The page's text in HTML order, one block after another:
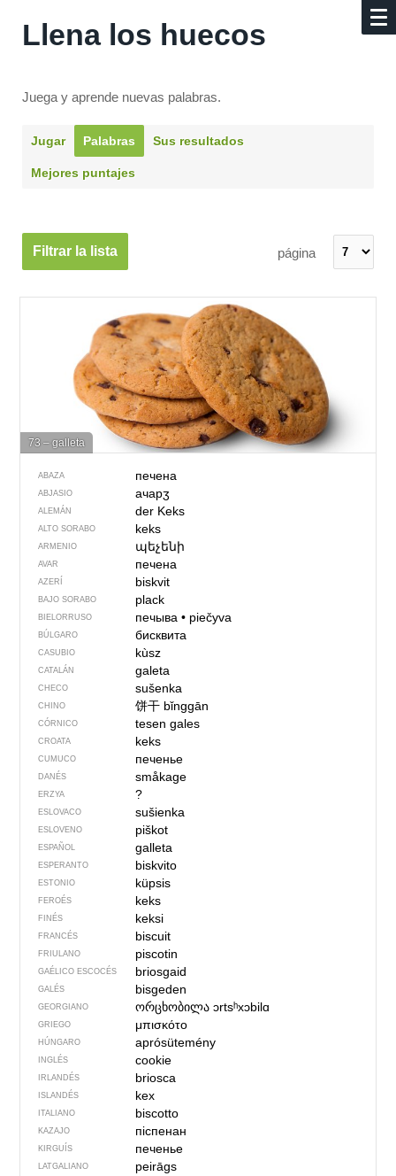
Llena los huecos
Juega y aprende nuevas palabras.
Jugar Palabras Sus resultados
Mejores puntajes
Filtrar la lista página
73 – galleta
ABAZA печена
ABJASIO ачарӡ
ALEMÁN der Keks
ALTO SORABO keks
ARMENIO պեչենի
AVAR печена
AZERÍ biskvit
BAJO SORABO plack
BIELORRUSO печыва• piečyva
BÚLGARO бисквита
CASUBIO kùsz
CATALÁN galeta
CHECO sušenka
CHINO 饼干 bǐnggān
CÓRNICO tesen gales
CROATA keks
CUMUCO печенье
DANÉS småkage
ERZYA ?
ESLOVACO sušienka
ESLOVENO piškot
ESPAÑOL galleta
ESPERANTO biskvito
ESTONIO küpsis
FEROÉS keks
FINÉS keksi
FRANCÉS biscuit
FRIULANO piscotin
GAÉLICO ESCOCÉS briosgaid
GALÉS bisgeden
GEORGIANO ორცხობილაɔrtsʰxɔbilɑ
GRIEGO μπισκότο
HÚNGARO aprósütemény
INGLÉS cookie
IRLANDÉS briosca
ISLANDÉS kex
ITALIANO biscotto
KAZAJO піспенан
KIRGUÍS печенье
LATGALIANO peirāgs